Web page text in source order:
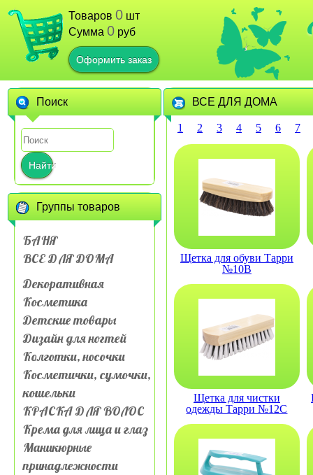
Товаров 0 шт
Сумма 0 руб
Оформить заказ
Поиск
Найти
Группы товаров
БАНЯ
ВСЕ ДЛЯ ДОМА
Декоративная
Косметика
Детские товары
Дизайн для ногтей
Колготки, носочки
Косметички, сумочки,
кошельки
КРАСКА ДЛЯ ВОЛОС
Крема для лица и глаз
Маникюрные
принадлежности
ВСЕ ДЛЯ ДОМА
1 2 3 4 5 6 7
Щетка для обуви Тарри
№10В
Щетка для чистки
одежды Тарри №12С